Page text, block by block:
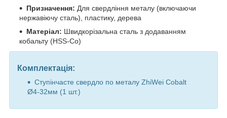
Призначення: Для свердління металу (включаючи
нержавіючу сталь), пластику, дерева
Матеріал: Швидкорізальна сталь з додаванням
кобальту (HSS-Co)
Комплектація:
Ступінчасте свердло по металу ZhiWei Cobalt
Ø4-32мм (1 шт.)